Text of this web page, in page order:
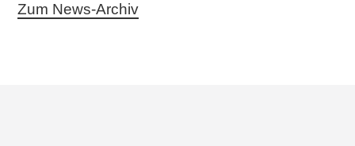
Zum News-Archiv